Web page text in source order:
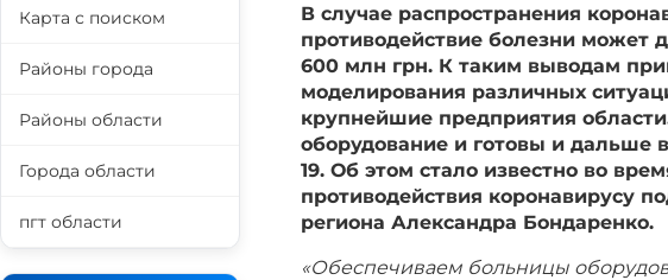
В случае распространения
противодействие болезни может
600 млн грн. К таким выводам
моделирования различных
крупнейшие предприятия
оборудование и готовы и дальше
19. Об этом стало известно во
противодействия коронавирусу
региона Александра Бондаренко.
«Обеспечиваем больницы
Карта с поиском
Районы города
Районы области
Города области
пгт области